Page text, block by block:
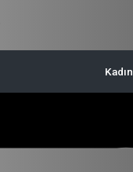
Kadın